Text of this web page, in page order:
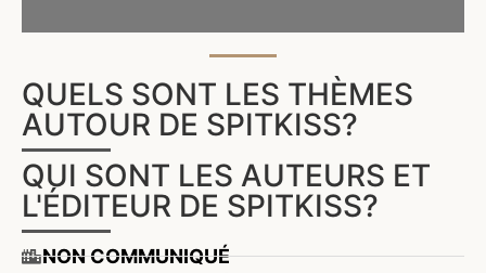
QUELS SONT LES THÈMES
AUTOUR DE SPITKISS?
QUI SONT LES AUTEURS ET
L'ÉDITEUR DE SPITKISS?
NON COMMUNIQUÉ